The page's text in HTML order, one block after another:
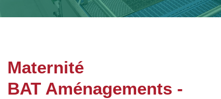
Maternité
BAT Aménagements -